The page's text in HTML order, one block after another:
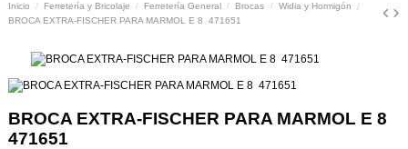
Inicio Ferretería y Bricolaje Ferretería General Brocas
Widia y Hormigón
BROCA EXTRA-FISCHER PARA MARMOL E 8  471651
BROCA EXTRA-FISCHER PARA MARMOL E 8 
471651